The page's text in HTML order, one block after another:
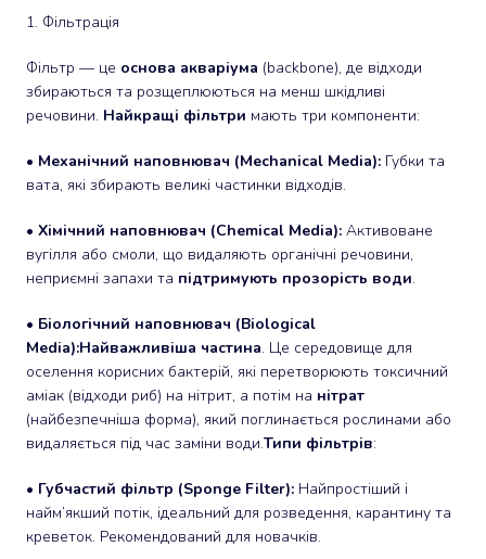
1. Фільтрація
Фільтр — це основа акваріума (backbone), де відходи
збираються та розщеплюються на менш шкідливі
речовини. Найкращі фільтри мають три компоненти:
• Механічний наповнювач (Mechanical Media): Губки та
вата, які збирають великі частинки відходів.
• Хімічний наповнювач (Chemical Media): Активоване
вугілля або смоли, що видаляють органічні речовини,
неприємні запахи та підтримують прозорість води.
• Біологічний наповнювач (Biological
Media):Найважливіша частина. Це середовище для
оселення корисних бактерій, які перетворюють токсичний
аміак (відходи риб) на нітрит, а потім на нітрат
(найбезпечніша форма), який поглинається рослинами або
видаляється під час заміни води.Типи фільтрів:
• Губчастий фільтр (Sponge Filter): Найпростіший і
найм’якший потік, ідеальний для розведення, карантину та
креветок. Рекомендований для новачків.